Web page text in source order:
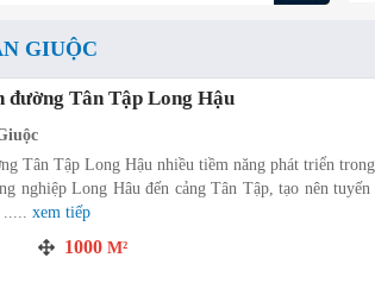
GIUỘC
đường Tân Tập Long Hậu
Tân Tập Long Hậu nhiều tiềm năng phát triển
nghiệp Long Hâu đến cảng Tân Tập, tạo nên
..... xem tiếp
1000 M²